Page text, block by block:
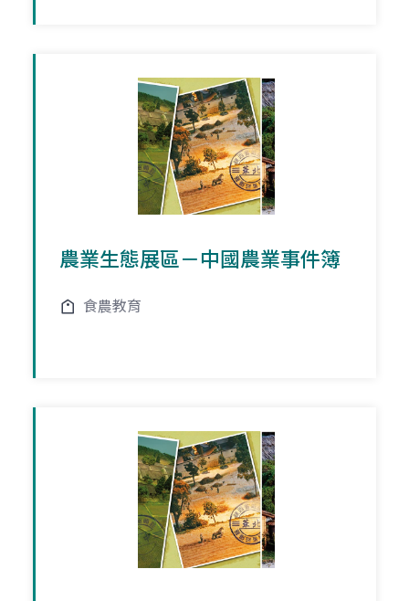
農業生態展區－中國農業事件簿
食農教育